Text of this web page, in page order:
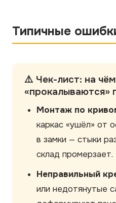
Типичные
⚠️ Чек-лист: на чём
«прокалываются»
Монтаж по
каркас «ушёл» от
в замки — стыки
склад промерзает.
Неправильный
или недотянутые